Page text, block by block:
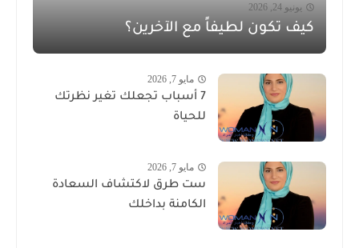
يونيو 24, 2026
كيف تكون لطيفاً مع الآخرين؟
مايو 7, 2026
7 أسباب تجعلك تغير نظرتك
للحياة
مايو 7, 2026
ست طرق لاكتشاف السعادة
الكامنة بداخلك